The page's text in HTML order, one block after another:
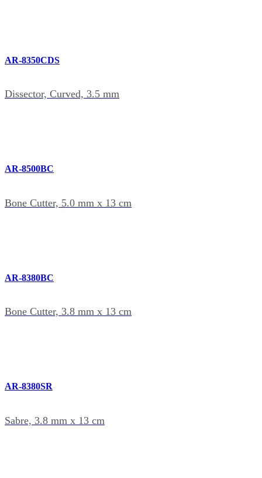
AR-8350CDS
Dissector, Curved, 3.5 mm
AR-8500BC
Bone Cutter, 5.0 mm x 13 cm
AR-8380BC
Bone Cutter, 3.8 mm x 13 cm
AR-8380SR
Sabre, 3.8 mm x 13 cm